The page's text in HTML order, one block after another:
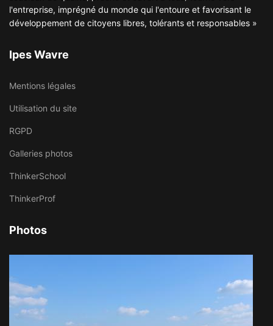
l'entreprise, imprégné du monde qui l'entoure et favorisant le
développement de citoyens libres, tolérants et responsables »
Ipes Wavre
Mentions légales
Utilisation du site
RGPD
Galleries photos
ThinkerSchool
ThinkerProf
Photos